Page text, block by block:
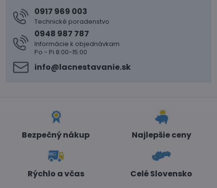
0917 969 003
Technické poradenstvo
0948 987 787
Informácie k objednávkam
Po - Pi 8:00-15:00
info​@lacnestavanie​.sk
Bezpečný nákup Najlepšie ceny
Rýchlo a včas Celé Slovensko